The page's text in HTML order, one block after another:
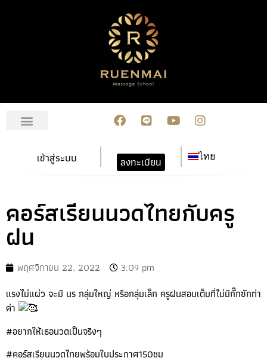
เข้าสู่ระบบ ลงทะเบียน ไทย
คอร์สเรียนนวดไทยกับครู
ฝน
พฤศจิกายน 22, 2022
3:09 pm
แรงไม่แผ่ว จะมี นร กลุ่มใหญ่ หรือกลุ่มเล็ก ครูฝนสอนเต็มที่ไม่มีกั๊กซักท่า
ค่า
#อยากให้เธอนวดเป็นจริงๆ
#คอร์สเรียนนวดไทยพร้อมใบประกาศ150ชม